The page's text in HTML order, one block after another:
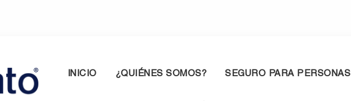
INICIO ¿QUIÉNES SOMOS? SEGURO PARA PERSONAS